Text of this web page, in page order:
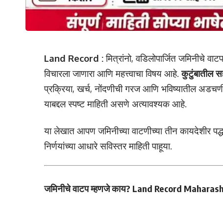
Land Record :मित्रांनो, वडिलोपार्जित जमिनीचे
विचारला जाणारा आणि महत्त्वाचा विषय आहे.कुटुंबातील
प्रक्रिया, खर्च, नोंदणीची गरज आणि भविष्यातील
याबद्दल स्पष्ट माहिती असणे अत्यावश्यक आहे.
या लेखात आपण जमिनीच्या वाटणीच्या तीन कायदेशीर
निर्णयांच्या आधारे सविस्तर माहिती पाहूया.
जमिनीचे वाटप म्हणजे काय? Land Record